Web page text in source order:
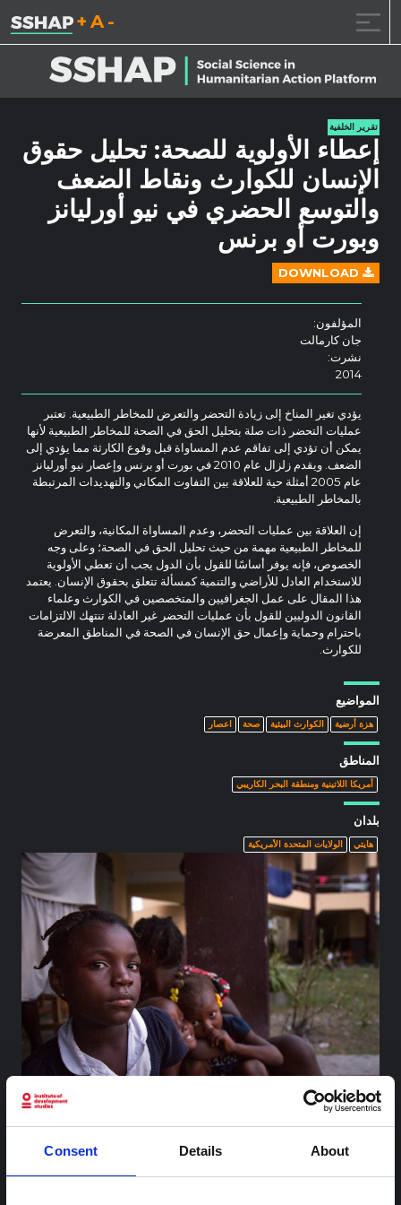
Consent Details About
تقليل حجم الخط.
إعادة ضبط حجم
زيادة حجم
تقرير الخلفية
إعطاء الأولوية للصحة: تحليل حقوق
الإنسان للكوارث ونقاط الضعف
والتوسع الحضري في نيو أورليانز
وبورت أو برنس
DOWNLOAD
المؤلفون:
جان كارمالت
نشرت:
2014
يؤدي تغير المناخ إلى زيادة التحضر والتعرض للمخاطر الطبيعية. تعتبر
عمليات التحضر ذات صلة بتحليل الحق في الصحة للمخاطر الطبيعية لأنها
يمكن أن تؤدي إلى تفاقم عدم المساواة قبل وقوع الكارثة مما يؤدي إلى
الضعف. ويقدم زلزال عام 2010 في بورت أو برنس وإعصار نيو أورليانز
عام 2005 أمثلة حية للعلاقة بين التفاوت المكاني والتهديدات المرتبطة
بالمخاطر الطبيعية.
إن العلاقة بين عمليات التحضر، وعدم المساواة المكانية، والتعرض
للمخاطر الطبيعية مهمة من حيث تحليل الحق في الصحة؛ وعلى وجه
الخصوص، فإنه يوفر أساسًا للقول بأن الدول يجب أن تعطي الأولوية
للاستخدام العادل للأراضي والتنمية كمسألة تتعلق بحقوق الإنسان. يعتمد
هذا المقال على عمل الجغرافيين والمتخصصين في الكوارث وعلماء
القانون الدوليين للقول بأن عمليات التحضر غير العادلة تنتهك الالتزامات
باحترام وحماية وإعمال حق الإنسان في الصحة في المناطق المعرضة
للكوارث.
المواضيع
هزة أرضية الكوارث البيئية صحة اعصار
المناطق
أمريكا اللاتينية ومنطقة البحر الكاريبي
بلدان
هايتي الولايات المتحدة الأمريكية
في 9 أكتوبر 2016، تعيش إسبيرانزا جان بابتيست البالغة من العمر 12 عامًا ف
ي مدرسة ليسي مع والدتها في بلدة ليه كاي على الساحل الجنوبي لهايتي، وي
(عالية) مدرسة). قامت اليونيسف بتركيب قربة مياه على أرض المدرسة. مر إ